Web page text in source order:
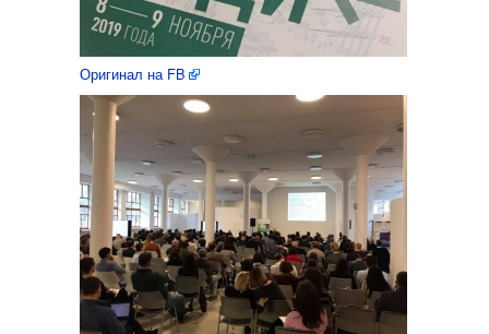
Оригинал на FB